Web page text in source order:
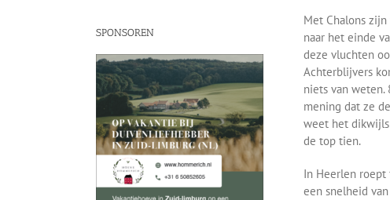
Met Chalons
naar het einde
deze vluchten
Achterblijvers
niets van weten.
mening dat ze
weet het
de top tien.
In Heerlen
een snelheid
SPONSOREN